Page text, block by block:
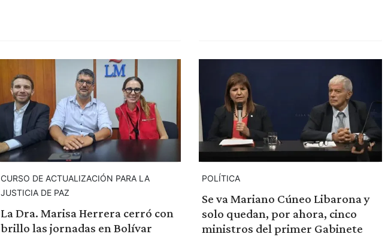
CURSO DE ACTUALIZACIÓN PARA LA
JUSTICIA DE PAZ
La Dra. Marisa Herrera cerró con
brillo las jornadas en Bolívar
POLÍTICA
Se va Mariano Cúneo Libarona y
solo quedan, por ahora, cinco
ministros del primer Gabinete